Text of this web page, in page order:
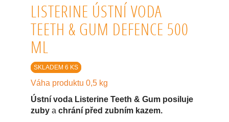
LISTERINE ÚSTNÍ VODA
TEETH & GUM DEFENCE 500
ML
SKLADEM 6 KS
Váha produktu 0,5 kg
Ústní voda Listerine Teeth & Gum posiluje
zuby a chrání před zubním kazem.